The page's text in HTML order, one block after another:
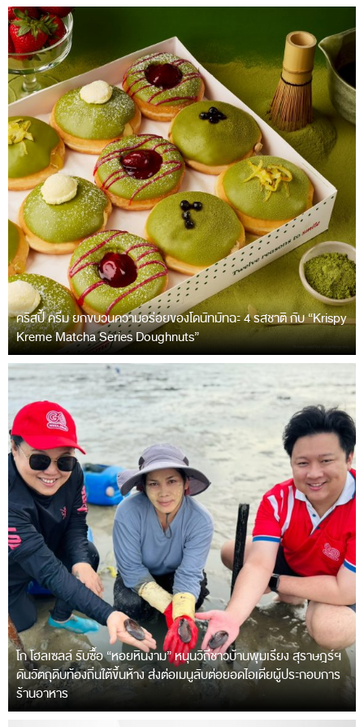
คริสปี้ ครีม ยกขบวนความอร่อยของโดนัทมัทฉะ 4 รสชาติ กับ “Krispy
Kreme Matcha Series Doughnuts”
โก โฮลเซลล์ รับซื้อ “หอยหินงาม” หนุนวิถีชาวบ้านพุมเรียง สุราษฎร์ฯ
ดันวัตถุดิบท้องถิ่นใต้ขึ้นห้าง ส่งต่อเมนูลับต่อยอดไอเดียผู้ประกอบการ
ร้านอาหาร